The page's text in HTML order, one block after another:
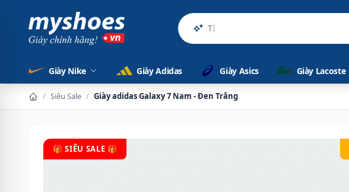
Sản phẩm ch
Giày Nike Giày Adidas Giày Asics Giày Lacoste
/ Siêu Sale / Giày adidas Galaxy 7 Nam - Đen Trắng
🎁 SIÊU SALE 🎁